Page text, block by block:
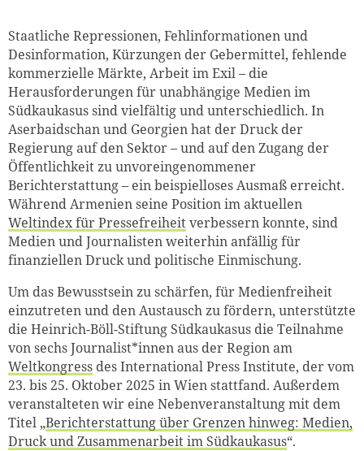
Staatliche Repressionen, Fehlinformationen und
Desinformation, Kürzungen der Gebermittel, fehlende
kommerzielle Märkte, Arbeit im Exil – die
Herausforderungen für unabhängige Medien im
Südkaukasus sind vielfältig und unterschiedlich. In
Aserbaidschan und Georgien hat der Druck der
Regierung auf den Sektor – und auf den Zugang der
Öffentlichkeit zu unvoreingenommener
Berichterstattung – ein beispielloses Ausmaß erreicht.
Während Armenien seine Position im aktuellen
Weltindex für Pressefreiheitverbessern konnte, sind
Medien und Journalisten weiterhin anfällig für
finanziellen Druck und politische Einmischung.
Um das Bewusstsein zu schärfen, für Medienfreiheit
einzutreten und den Austausch zu fördern, unterstützte
die Heinrich-Böll-Stiftung Südkaukasus die Teilnahme
von sechs Journalist*innen aus der Region am
Weltkongress des International Press Institute, der vom
23. bis 25. Oktober 2025 in Wien stattfand. Außerdem
veranstalteten wir eine Nebenveranstaltung mit dem
Titel „Berichterstattung über Grenzen hinweg: Medien,
Druck und Zusammenarbeit im Südkaukasus“.